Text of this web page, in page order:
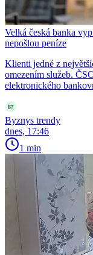
Velká česká banka
nepošlou peníze
Klienti jedné z
omezením služeb.
elektronického
Byznys trendy
dnes, 17:46
1 min